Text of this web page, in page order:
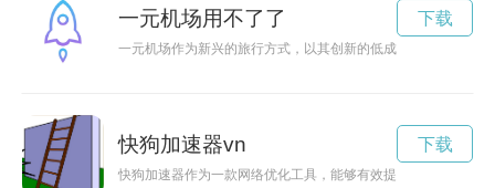
一元机场用不了了
一元机场作为新兴的旅行方式，以其创新的低成本模式吸引了
下载
快狗加速器vn
快狗加速器作为一款网络优化工具，能够有效提升网络连接速
下载